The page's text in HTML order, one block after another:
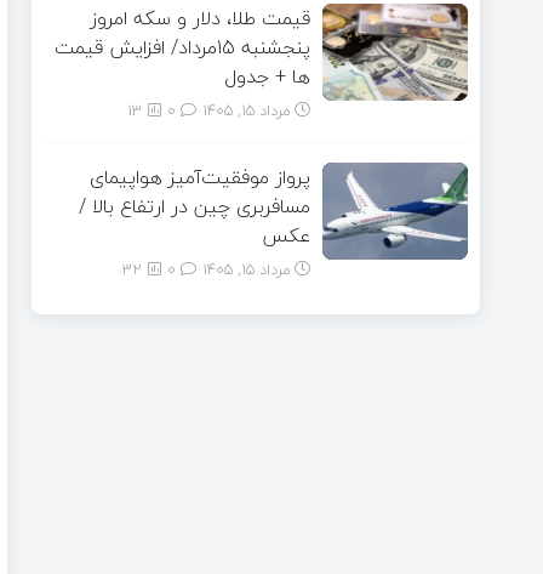
قیمت طلا، دلار و سکه امروز
پنجشنبه 15مرداد/ افزایش قیمت
ها + جدول
مرداد ۱۵, ۱۴۰۵ 13
پرواز موفقیت‌آمیز هواپیمای
مسافربری چین در ارتفاع بالا /
عکس
مرداد ۱۵, ۱۴۰۵ 32